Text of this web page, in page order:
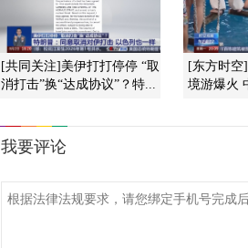
[共同关注]美伊打打停停 “取
消打击”换“达成协议”？特...
[东方时空
境游爆火